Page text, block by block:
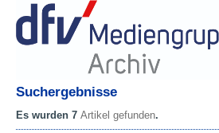
Suchergebnisse
Es wurden 7 Artikel gefunden.